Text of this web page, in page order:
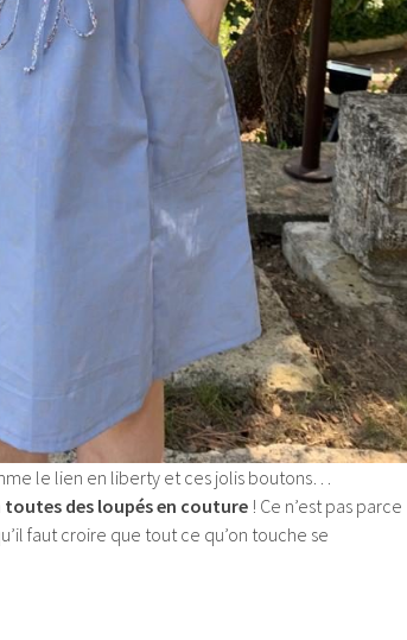
le lien en liberty et ces jolis boutons…
toutes des loupés en couture ! Ce n’est pas parce
faut croire que tout ce qu’on touche se